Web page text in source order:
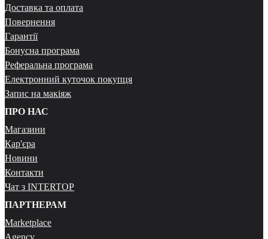
Доставка та оплата
Повернення
Гарантії
Бонусна програма
Реферальна програма
Електронний куточок покупця
Запис на макіяж
ПРО НАС
Магазини
Кар'єра
Новини
Контакти
Чат з INTERTOP
ПАРТНЕРАМ
Marketplace
Agency